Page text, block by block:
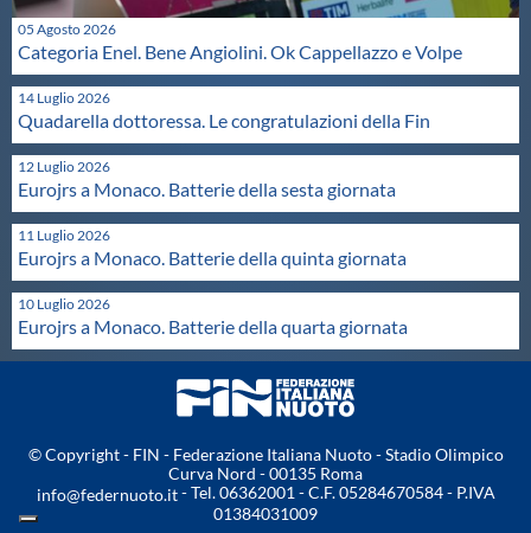
Protezione Civile
Qualità
Sostenibilità
Privacy
Cookie Policy
Flash News
05 Agosto 2026
Categoria Enel. Bene Angiolini. Ok Cappellazzo e Volpe
14 Luglio 2026
Quadarella dottoressa. Le congratulazioni della Fin
12 Luglio 2026
Eurojrs a Monaco. Batterie della sesta giornata
11 Luglio 2026
Eurojrs a Monaco. Batterie della quinta giornata
10 Luglio 2026
Eurojrs a Monaco. Batterie della quarta giornata
© Copyright - FIN - Federazione Italiana Nuoto - Stadio Olimpico
Curva Nord - 00135 Roma
info@federnuoto.it- Tel. 06362001 - C.F. 05284670584 - P.IVA
01384031009